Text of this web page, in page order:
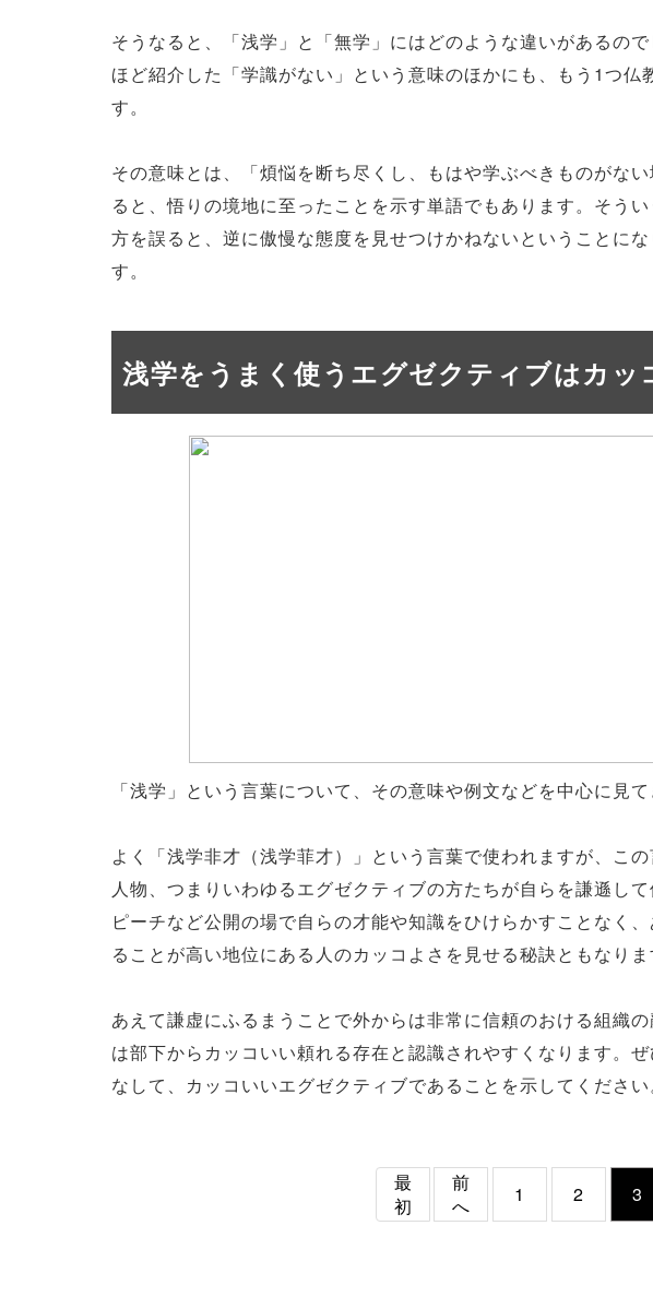
そうなると、「浅学」と「無学」にはどのような違いがあるの
ほど紹介した「学識がない」という意味のほかにも、もう1つ仏
す。
その意味とは、「煩悩を断ち尽くし、もはや学ぶべきものがな
ると、悟りの境地に至ったことを示す単語でもあります。そう
方を誤ると、逆に傲慢な態度を見せつけかねないということに
す。
浅学をうまく使うエグゼクティブはカッ
「浅学」という言葉について、その意味や例文などを中心に見
よく「浅学非才（浅学菲才）」という言葉で使われますが、こ
人物、つまりいわゆるエグゼクティブの方たちが自らを謙遜し
ピーチなど公開の場で自らの才能や知識をひけらかすことなく
ることが高い地位にある人のカッコよさを見せる秘訣ともなりま
あえて謙虚にふるまうことで外からは非常に信頼のおける組織
は部下からカッコいい頼れる存在と認識されやすくなります。
なして、カッコいいエグゼクティブであることを示してください
最
初
前
へ
1 2 3